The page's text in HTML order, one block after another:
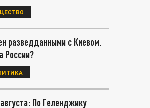
разведданными с Киевом.
России?
По Геленджику